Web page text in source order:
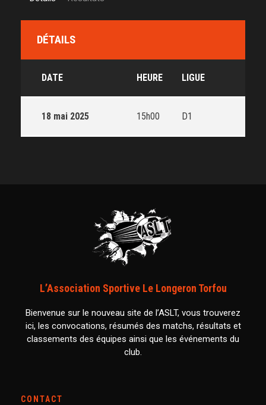
DÉTAILS
DATE HEURE LIGUE
18 mai 2025 15h00 D1
L’Association Sportive Le Longeron Torfou
Bienvenue sur le nouveau site de l’ASLT, vous trouverez
ici, les convocations, résumés des matchs, résultats et
classements des équipes ainsi que les événements du
club.
CONTACT